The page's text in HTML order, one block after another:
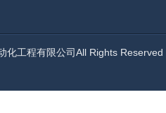
化工程有限公司All Rights